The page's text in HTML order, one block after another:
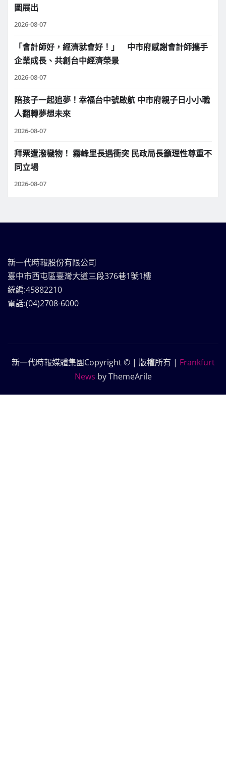
圖展出
2026-08-07
「會計師好，經濟就會好！」 中市府感謝會計師攜手
企業成長、共創台中經濟榮景
2026-08-07
陪孩子一起追夢！幸福台中號啟航 中市府親子日小小職
人翻轉夢想未來
2026-08-07
拜票遭潑穢物！ 霧峰里長遇衝突 民政局長籲理性尊重不
同立場
2026-08-07
新一代時報股份有限公司
臺中市西屯區臺灣大道三段376巷1號1樓
統編:45882210
電話:(04)2708-6000
新一代時報媒體集團Copyright © | 版權所有 | Frankfurt
News by ThemeArile